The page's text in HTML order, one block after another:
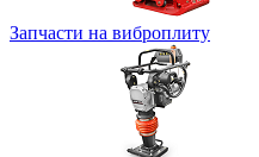
Запчасти на виброплиту